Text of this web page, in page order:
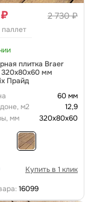
2 730 ₽
₽
паллет
плитка Braer
320x80x60 мм
Прайд
60 мм
м2
12,9
мм
320x80x60
Купить в 1 клик
16099